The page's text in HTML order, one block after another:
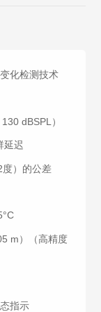
化检测技术
dBSPL）
延迟
）的公差
m）（高精度
指示